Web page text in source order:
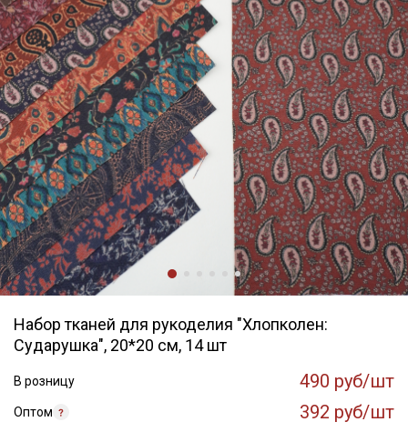
Набор тканей для рукоделия "Хлопколен:
Сударушка", 20*20 см, 14 шт
В розницу 490 руб/шт
Оптом 392 руб/шт